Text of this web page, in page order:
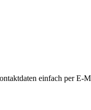
einfach per E-